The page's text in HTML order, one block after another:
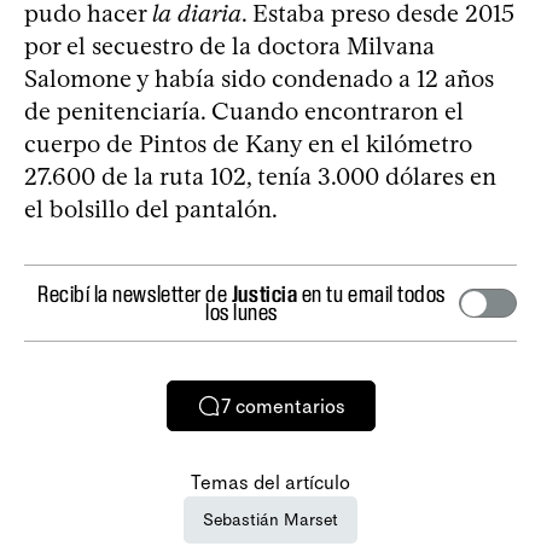
pudo hacerla diaria. Estaba preso desde 2015
por el secuestro de la doctora Milvana
Salomone y había sido condenado a 12 años
de penitenciaría. Cuando encontraron el
cuerpo de Pintos de Kany en el kilómetro
27.600 de la ruta 102, tenía 3.000 dólares en
el bolsillo del pantalón.
Recibí la newsletter deJusticiaen tu email todos
los lunes
7 comentarios
Temas del artículo
Sebastián Marset